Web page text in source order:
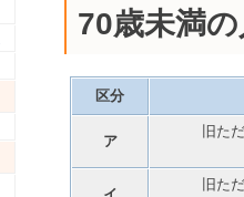
70歳未満
区分
ア
旧た
旧た